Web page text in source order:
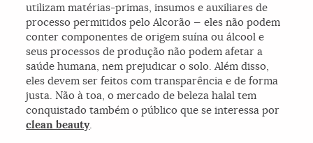
utilizam matérias-primas, insumos e auxiliares de
processo permitidos pelo Alcorão — eles não podem
conter componentes de origem suína ou álcool e
seus processos de produção não podem afetar a
saúde humana, nem prejudicar o solo. Além disso,
eles devem ser feitos com transparência e de forma
justa. Não à toa, o mercado de beleza halal tem
conquistado também o público que se interessa por
clean beauty.